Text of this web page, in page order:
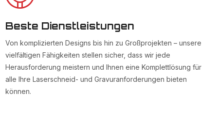
Beste Dienstleistungen
Von komplizierten Designs bis hin zu Großprojekten – unsere
vielfältigen Fähigkeiten stellen sicher, dass wir jede
Herausforderung meistern und Ihnen eine Komplettlösung für
alle Ihre Laserschneid- und Gravuranforderungen bieten
können.